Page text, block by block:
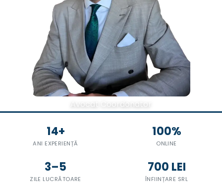
Avocat Coordonator
14+
ANI EXPERIENȚĂ
100%
ONLINE
3–5
ZILE LUCRĂTOARE
700 LEI
ÎNFIINȚARE SRL